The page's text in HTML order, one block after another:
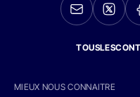
MIEUX NOUS CONNAITRE